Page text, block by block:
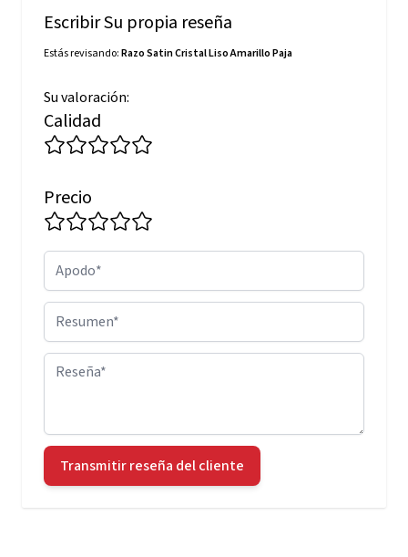
Escribir Su propia reseña
Estás revisando:Razo Satin Cristal Liso Amarillo Paja
Su valoración:
Calidad
Precio
Apodo
Resumen
Reseña
Transmitir reseña del cliente